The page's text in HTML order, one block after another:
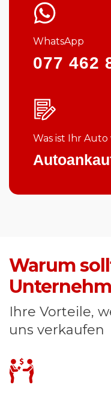
WhatsApp
077 462
Was ist Ihr
Warum
Ihre Vorteile,
uns verkaufen